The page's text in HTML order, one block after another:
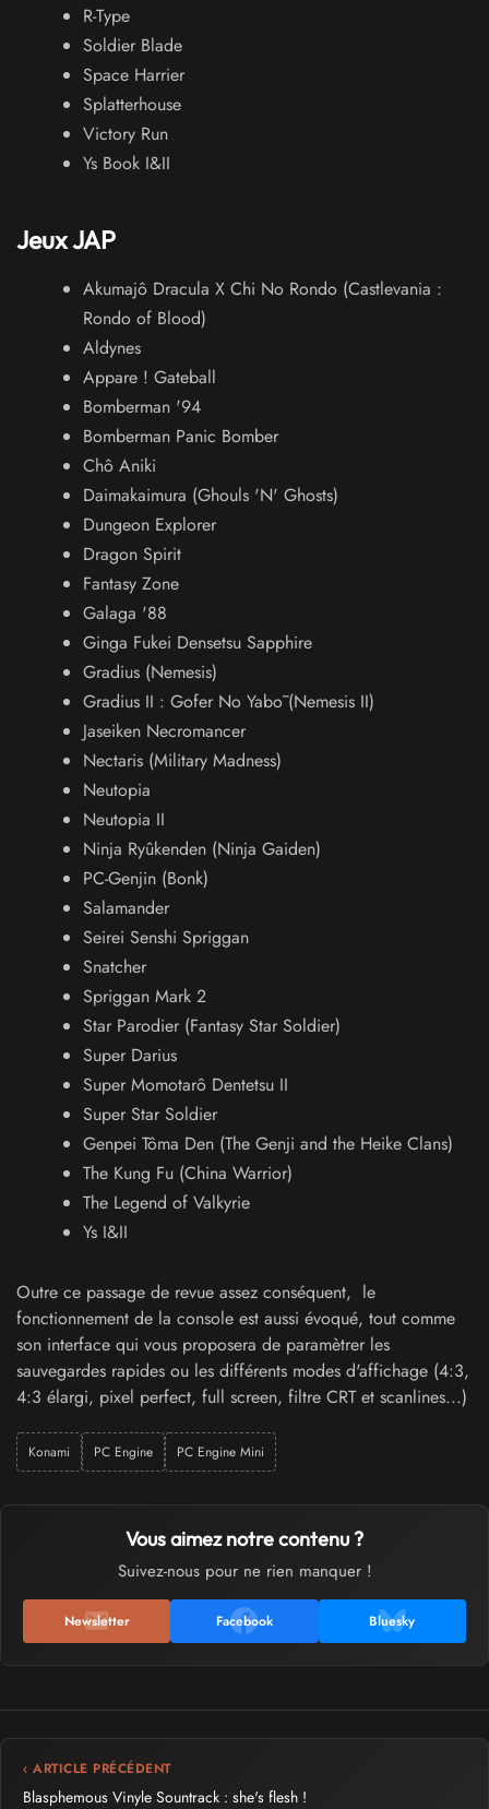
R-Type
Soldier Blade
Space Harrier
Splatterhouse
Victory Run
Ys Book I&II
Jeux JAP
Akumajô Dracula X Chi No Rondo (Castlevania :
Rondo of Blood)
Aldynes
Appare ! Gateball
Bomberman '94
Bomberman Panic Bomber
Chô Aniki
Daimakaimura (Ghouls 'N' Ghosts)
Dungeon Explorer
Dragon Spirit
Fantasy Zone
Galaga '88
Ginga Fukei Densetsu Sapphire
Gradius (Nemesis)
Gradius II : Gofer No Yabō (Nemesis II)
Jaseiken Necromancer
Nectaris (Military Madness)
Neutopia
Neutopia II
Ninja Ryûkenden (Ninja Gaiden)
PC-Genjin (Bonk)
Salamander
Seirei Senshi Spriggan
Snatcher
Spriggan Mark 2
Star Parodier (Fantasy Star Soldier)
Super Darius
Super Momotarô Dentetsu II
Super Star Soldier
Genpei Tôma Den (The Genji and the Heike Clans)
The Kung Fu (China Warrior)
The Legend of Valkyrie
Ys I&II
Outre ce passage de revue assez conséquent, le
fonctionnement de la console est aussi évoqué, tout comme
son interface qui vous proposera de paramètrer les
sauvegardes rapides ou les différents modes d'affichage (4:3,
4:3 élargi, pixel perfect, full screen, filtre CRT et scanlines...)
Konami PC Engine PC Engine Mini
Vous aimez notre contenu ?
Suivez-nous pour ne rien manquer !
Newsletter Facebook Bluesky
‹ ARTICLE PRÉCÉDENT
Blasphemous Vinyle Sountrack : she's flesh !